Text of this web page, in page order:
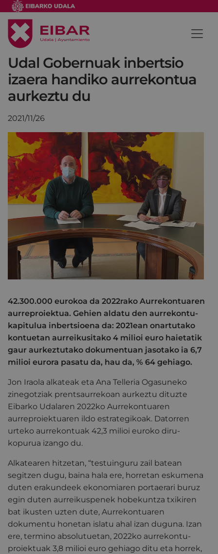
Udal Gobernuak inbertsio
izaera handiko aurrekontua
aurkeztu du
2021/11/26
42.300.000 eurokoa da 2022rako Aurrekontuaren
aurreproiektua. Gehien aldatu den aurrekontu-
kapitulua inbertsioena da: 2021ean onartutako
kontuetan aurreikusitako 4 milioi euro haietatik
gaur aurkeztutako dokumentuan jasotako ia 6,7
milioi eurora pasatu da, hau da, % 64 gehiago.
Jon Iraola alkateak eta Ana Telleria Ogasuneko
zinegotziak prentsaurrekoan aurkeztu dituzte
Eibarko Udalaren 2022ko Aurrekontuaren
aurreproiektuaren ildo estrategikoak. Datorren
urteko aurrekontuak 42,3 milioi euroko diru-
kopurua izango du.
Alkatearen hitzetan, “testuinguru zail batean
segitzen dugu, baina hala ere, horretan eskumena
duten erakundeek ekonomiaren portaerari buruz
egin duten aurreikuspenek hobekuntza txikiren
bat ikusten uzten dute, Aurrekontuaren
dokumentu honetan islatu ahal izan duguna. Izan
ere, termino absolutuetan, 2022ko aurrekontu-
proiektuak 3,8 milioi euro gehiago ditu eta horrek,